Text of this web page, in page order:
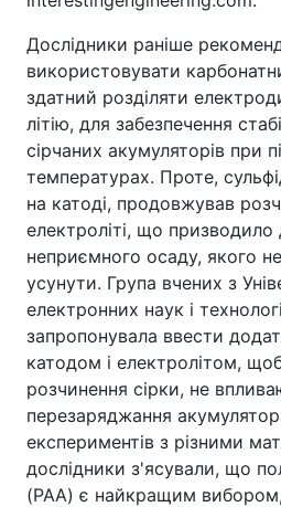
Дослідники раніше
використовувати
здатний розділяти
літію, для забезпечення
сірчаних акумуляторів при
температурах. Проте,
на катоді, продовжував
електроліті, що
неприємного осаду, якого
усунути. Група вчених з
електронних наук і
запропонувала ввести
катодом і електролітом,
розчинення сірки, не
перезаряджання
експериментів з різними
дослідники з'ясували, що
(PAA) є найкращим